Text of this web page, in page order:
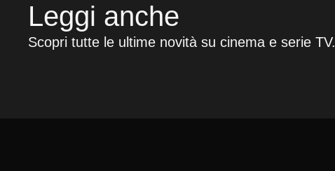
Leggi anche
Scopri tutte le ultime novità su cinema e serie TV.